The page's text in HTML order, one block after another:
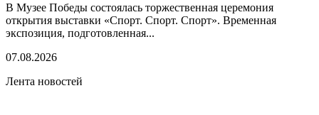
В Музее Победы состоялась торжественная церемония
открытия выставки «Спорт. Спорт. Спорт». Временная
экспозиция, подготовленная...
07.08.2026
Лента новостей